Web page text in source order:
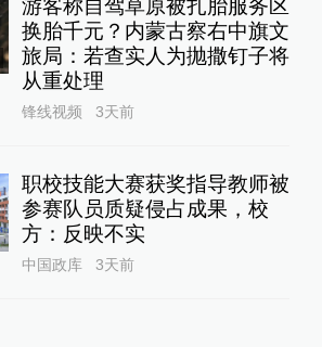
游客称自驾草原被扎胎服务区
换胎千元？内蒙古察右中旗文
旅局：若查实人为抛撒钉子将
从重处理
锋线视频 3天前
职校技能大赛获奖指导教师被
参赛队员质疑侵占成果，校
方：反映不实
中国政库 3天前